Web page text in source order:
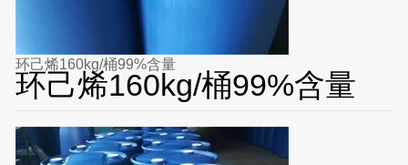
环己烯160kg/桶99%含量
环己烯160kg/桶99%含量